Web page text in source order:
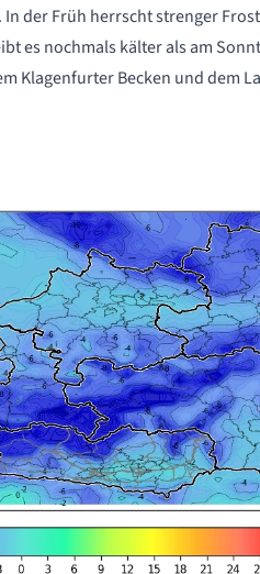
der Früh herrscht strenger
es nochmals kälter als am
Klagenfurter Becken und dem